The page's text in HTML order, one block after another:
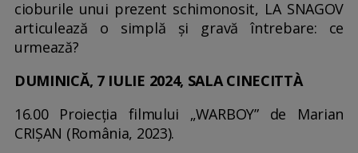
cioburile unui prezent schimonosit, LA SNAGOV
articulează o simplă și gravă întrebare: ce
urmează?
DUMINICĂ, 7 IULIE 2024, SALA CINECITTÀ
16.00 Proiecția filmului „WARBOY” de Marian
CRIȘAN (România, 2023).